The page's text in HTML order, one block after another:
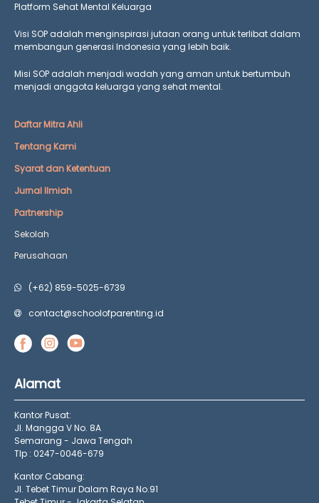
Platform Sehat Mental Keluarga
Visi SOP adalah menginspirasi jutaan orang untuk terlibat dalam
membangun generasi Indonesia yang lebih baik.
Misi SOP adalah menjadi wadah yang aman untuk bertumbuh
menjadi anggota keluarga yang sehat mental.
Daftar Mitra Ahli
Tentang Kami
Syarat dan Ketentuan
Jurnal Ilmiah
Partnership
Sekolah
Perusahaan
(+62) 859-5025-6739
contact@schoolofparenting.id
Alamat
Kantor Pusat:
Jl. Mangga V No. 8A
Semarang - Jawa Tengah
Tlp : 0247-0046-679
Kantor Cabang:
Jl. Tebet Timur Dalam Raya No.91